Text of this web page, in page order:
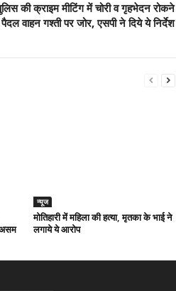
पुलिस की क्राइम मीटिंग में चोरी व गृहभेदन रोकने
वाहन गश्ती पर जोर, एसपी ने दिये ये निर्देश
असम
न्यूज
मोतिहारी में महिला की हत्या, मृतका के भाई ने
लगाये ये आरोप